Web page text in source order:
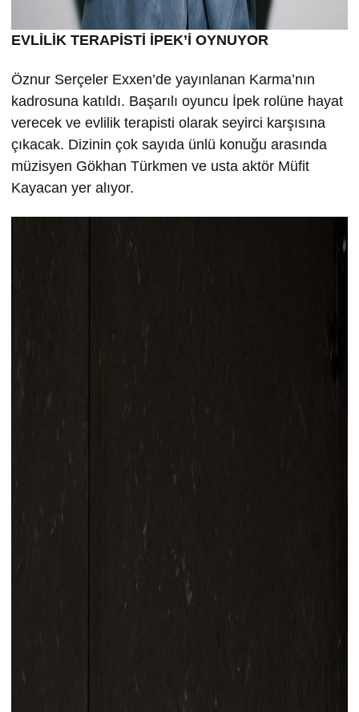
EVLİLİK TERAPİSTİ İPEK’İ OYNUYOR
Öznur Serçeler Exxen’de yayınlanan Karma’nın
kadrosuna katıldı. Başarılı oyuncu İpek rolüne hayat
verecek ve evlilik terapisti olarak seyirci karşısına
çıkacak. Dizinin çok sayıda ünlü konuğu arasında
müzisyen Gökhan Türkmen ve usta aktör Müfit
Kayacan yer alıyor.